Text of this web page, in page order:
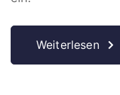
Weiterlesen